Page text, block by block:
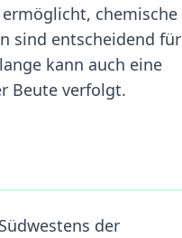
chemische
sind entscheidend für
kann auch eine
Beute verfolgt.
der